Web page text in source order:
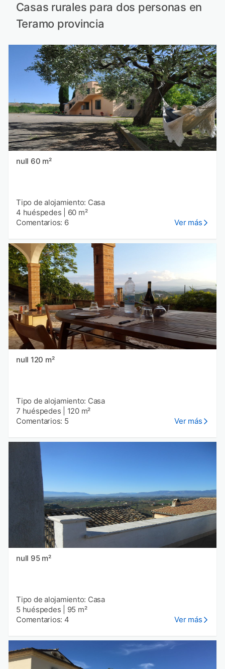
Casas rurales para dos personas en
Teramo provincia
null 60 m²
Tipo de alojamiento: Casa
4 huéspedes
60 m²
Comentarios: 6
Ver más
null 120 m²
Tipo de alojamiento: Casa
7 huéspedes
120 m²
Comentarios: 5
Ver más
null 95 m²
Tipo de alojamiento: Casa
5 huéspedes
95 m²
Comentarios: 4
Ver más